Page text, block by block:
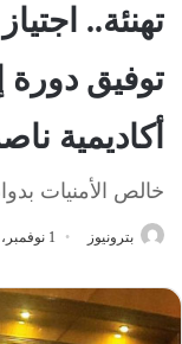
تهنئة..
توفيق دورة
أكاديمية
خالص الأمنيات
بترونيوز 1 نوفمبر، 2021